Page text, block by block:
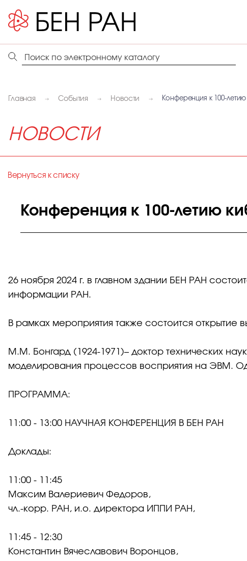
Главная События Новости Конференция к 100-
НОВОСТИ
Вернуться к списку
Конференция к 100-летию
26 ноября 2024 г. в главном здании БЕН РАН
информации РАН.
В рамках мероприятия также состоится открытие
М.М. Бонгард (1924-1971)– доктор технических
моделирования процессов восприятия на ЭВМ.
ПРОГРАММА:
11:00 - 13:00 НАУЧНАЯ КОНФЕРЕНЦИЯ В БЕН РАН
Доклады:
11:00 - 11:45
Максим Валериевич Федоров,
чл.-корр. РАН, и.о. директора ИППИ РАН,
11:45 - 12:30
Константин Вячеславович Воронцов,